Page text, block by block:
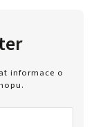
informace o